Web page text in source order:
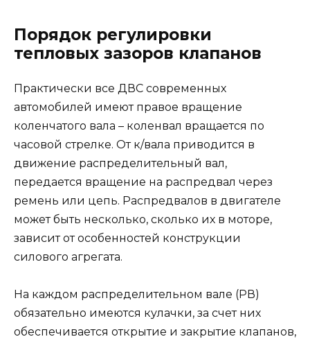
Порядок регулировки
тепловых зазоров клапанов
Практически все ДВС современных
автомобилей имеют правое вращение
коленчатого вала – коленвал вращается по
часовой стрелке. От к/вала приводится в
движение распределительный вал,
передается вращение на распредвал через
ремень или цепь. Распредвалов в двигателе
может быть несколько, сколько их в моторе,
зависит от особенностей конструкции
силового агрегата.
На каждом распределительном вале (РВ)
обязательно имеются кулачки, за счет них
обеспечивается открытие и закрытие клапанов,